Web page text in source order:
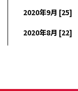
2020年9月 [25]
2020年8月 [22]